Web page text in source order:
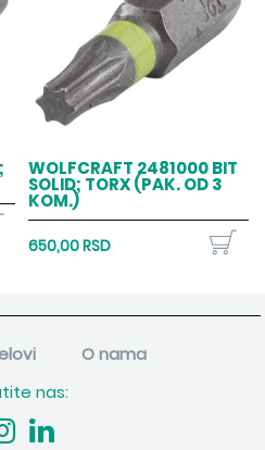
WOLFCRAFT 2481000 BIT
SOLID; TORX (PAK. OD 3
KOM.)
650,00 RSD
O nama
nas: